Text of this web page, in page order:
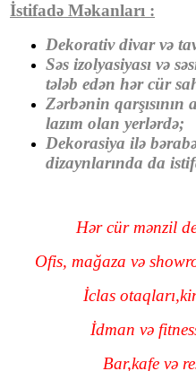
İstifadə Məkanları :
Dekorativ divar və
Səs izolyasiyası və
tələb edən hər cür
Zərbənin qarşısının
lazım olan yerlərdə;
Dekorasiya ilə
dizaynlarında da
Hər cür mənzil
Ofis, mağaza və
İclas
İdman və
Bar,kafe və